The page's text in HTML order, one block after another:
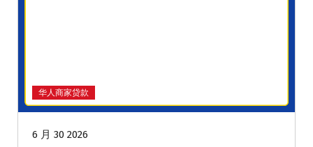
华人商家贷款
6 月 30 2026